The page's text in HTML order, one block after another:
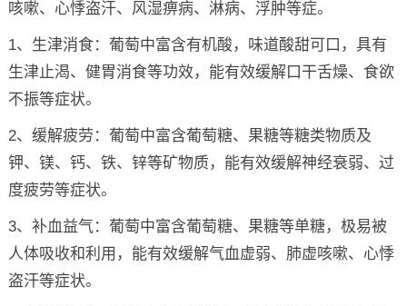
咳嗽、心悸盗汗、风湿痹病、淋病、浮肿等症。
1、生津消食：葡萄中富含有机酸，味道酸甜可口，具有
生津止渴、健胃消食等功效，能有效缓解口干舌燥、食欲
不振等症状。
2、缓解疲劳：葡萄中富含葡萄糖、果糖等糖类物质及
钾、镁、钙、铁、锌等矿物质，能有效缓解神经衰弱、过
度疲劳等症状。
3、补血益气：葡萄中富含葡萄糖、果糖等单糖，极易被
人体吸收和利用，能有效缓解气血虚弱、肺虚咳嗽、心悸
盗汗等症状。